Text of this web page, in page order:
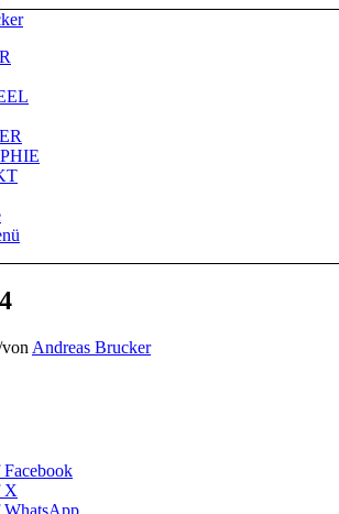
von Andreas Brucker
X